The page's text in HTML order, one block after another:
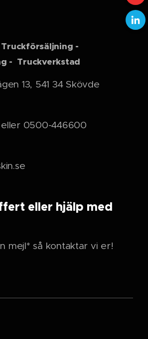
-
- Truckverkstad
13, 541 34 Skövde
0500-446600
eller hjälp med
mejl* så kontaktar vi er!